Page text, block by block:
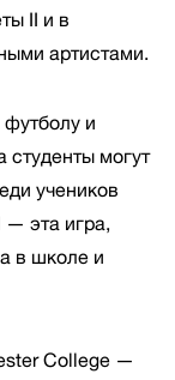
II и в
артистами.
и
студенты могут
учеников
— эта игра,
в школе и
College —